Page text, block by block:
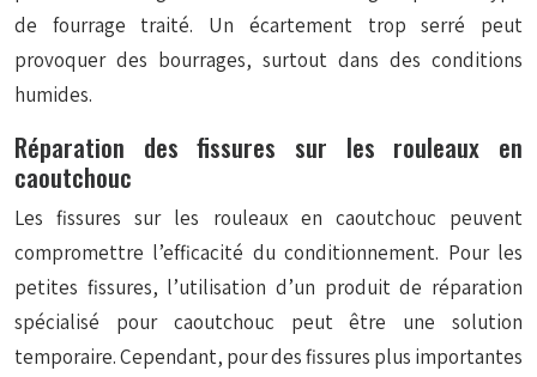
de fourrage traité. Un écartement trop serré peut
provoquer des bourrages, surtout dans des conditions
humides.
Réparation des fissures sur les rouleaux en
caoutchouc
Les fissures sur les rouleaux en caoutchouc peuvent
compromettre l’efficacité du conditionnement. Pour les
petites fissures, l’utilisation d’un produit de réparation
spécialisé pour caoutchouc peut être une solution
temporaire. Cependant, pour des fissures plus importantes